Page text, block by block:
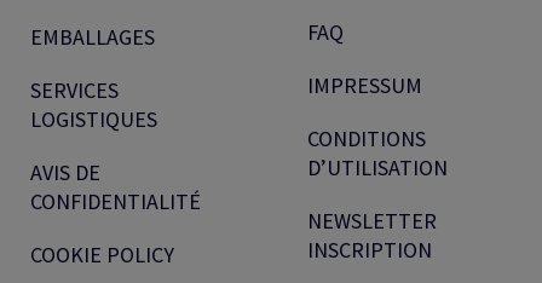
EMBALLAGES
SERVICES
LOGISTIQUES
AVIS DE
CONFIDENTIALITÉ
COOKIE POLICY
FAQ
IMPRESSUM
CONDITIONS
D’UTILISATION
NEWSLETTER
INSCRIPTION